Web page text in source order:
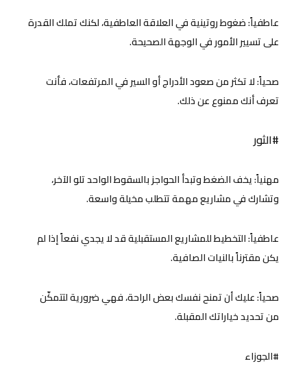
عاطفياً: ضغوط روتينية في العلاقة العاطفية، لكنك تملك القدرة
على تسيير الأمور في الوجهة الصحيحة.
صحياً: لا تكثر من صعود الأدراج أو السير في المرتفعات، فأنت
تعرف أنك ممنوع عن ذلك.
#الثور
مهنياً: يخف الضغط وتبدأ الحواجز بالسقوط الواحد تلو الآخر،
وتشارك في مشاريع مهمة تتطلب مخيلة واسعة.
عاطفياً: التخطيط للمشاريع المستقبلية قد لا يجدي نفعاً إذا لم
يكن مقترناً بالنيات الصافية.
صحياً: عليك أن تمنح نفسك بعض الراحة، فهي ضرورية لتتمكّن
من تحديد خياراتك المقبلة.
#الجوزاء